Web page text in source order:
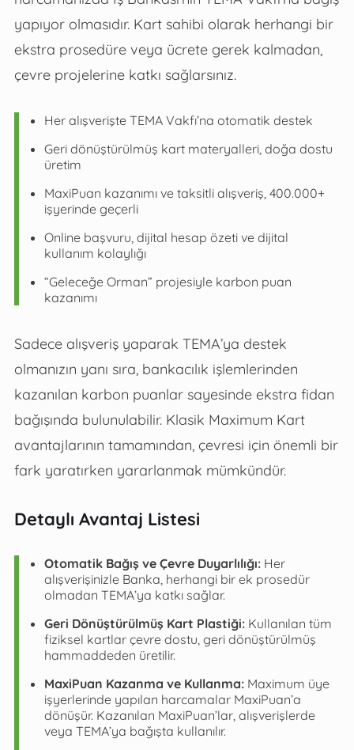
yapıyor olmasıdır. Kart sahibi olarak herhangi bir
ekstra prosedüre veya ücrete gerek kalmadan,
çevre projelerine katkı sağlarsınız.
Her alışverişte TEMA Vakfı’na otomatik destek
Geri dönüştürülmüş kart materyalleri, doğa dostu
üretim
MaxiPuan kazanımı ve taksitli alışveriş, 400.000+
işyerinde geçerli
Online başvuru, dijital hesap özeti ve dijital
kullanım kolaylığı
“Geleceğe Orman” projesiyle karbon puan
kazanımı
Sadece alışveriş yaparak TEMA’ya destek
olmanızın yanı sıra, bankacılık işlemlerinden
kazanılan karbon puanlar sayesinde ekstra fidan
bağışında bulunulabilir. Klasik Maximum Kart
avantajlarının tamamından, çevresi için önemli bir
fark yaratırken yararlanmak mümkündür.
Detaylı Avantaj Listesi
Otomatik Bağış ve Çevre Duyarlılığı:Her
alışverişinizle Banka, herhangi bir ek prosedür
olmadan TEMA’ya katkı sağlar.
Geri Dönüştürülmüş Kart Plastiği:Kullanılan tüm
fiziksel kartlar çevre dostu, geri dönüştürülmüş
hammaddeden üretilir.
MaxiPuan Kazanma ve Kullanma:Maximum üye
işyerlerinde yapılan harcamalar MaxiPuan’a
dönüşür. Kazanılan MaxiPuan’lar, alışverişlerde
veya TEMA’ya bağışta kullanılır.